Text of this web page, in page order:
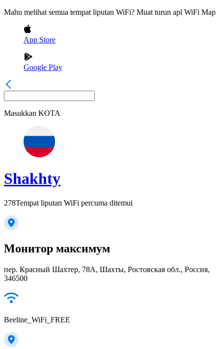
Mahu melihat semua tempat liputan WiFi? Muat turun apl WiFi Map
App Store
Google Play
Masukkan KOTA
Shakhty
278Tempat liputan WiFi percuma ditemui
Монитор максимум
пер. Красный Шахтер, 78А, Шахты, Ростовская обл., Россия,
346500
Beeline_WiFi_FREE